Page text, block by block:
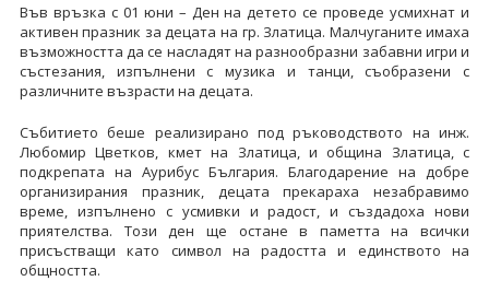
Във връзка с 01 юни – Ден на детето се проведе усмихнат и
активен празник за децата на гр. Златица. Малчуганите имаха
възможността да се насладят на разнообразни забавни игри и
състезания, изпълнени с музика и танци, съобразени с
различните възрасти на децата.
Събитието беше реализирано под ръководството на инж.
Любомир Цветков, кмет на Златица, и община Златица, с
подкрепата на Аурибус България. Благодарение на добре
организирания празник, децата прекараха незабравимо
време, изпълнено с усмивки и радост, и създадоха нови
приятелства. Този ден ще остане в паметта на всички
присъстващи като символ на радостта и единството на
общността.